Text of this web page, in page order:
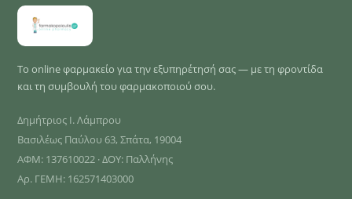
Το online φαρμακείο για την εξυπηρέτησή σας — με τη φροντίδα
και τη συμβουλή του φαρμακοποιού σου.
Δημήτριος Ι. Λάμπρου
Βασιλέως Παύλου 63, Σπάτα, 19004
ΑΦΜ: 137610022 · ΔΟΥ: Παλλήνης
Αρ. ΓΕΜΗ: 162571403000